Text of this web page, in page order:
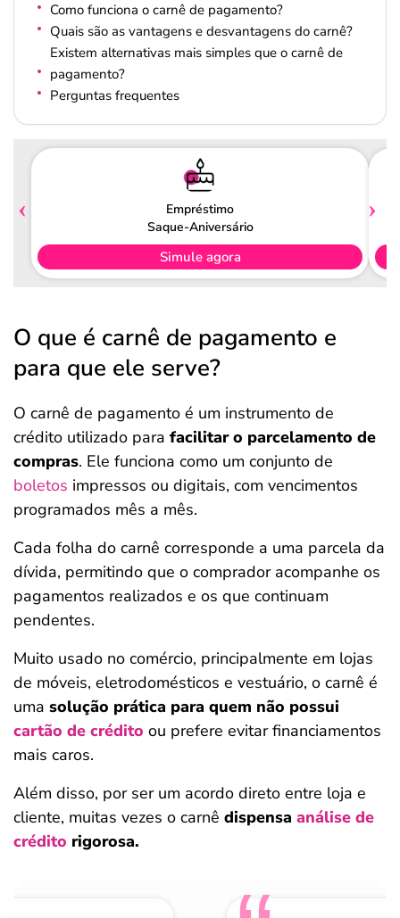
Como funciona o carnê de pagamento?
Quais são as vantagens e desvantagens do carnê?
Existem alternativas mais simples que o carnê de
pagamento?
Perguntas frequentes
Empréstimo
Saque-Aniversário
Simule agora
O que é carnê de pagamento e
para que ele serve?
O carnê de pagamento é um instrumento de
crédito utilizado para facilitar o parcelamento de
compras. Ele funciona como um conjunto de
boletos impressos ou digitais, com vencimentos
programados mês a mês.
Cada folha do carnê corresponde a uma parcela da
dívida, permitindo que o comprador acompanhe os
pagamentos realizados e os que continuam
pendentes.
Muito usado no comércio, principalmente em lojas
de móveis, eletrodomésticos e vestuário, o carnê é
uma solução prática para quem não possui
cartão de crédito ou prefere evitar financiamentos
mais caros.
Além disso, por ser um acordo direto entre loja e
cliente, muitas vezes o carnê dispensa análise de
crédito rigorosa.